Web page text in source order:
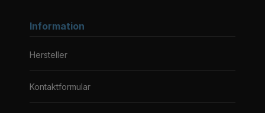
Information
Hersteller
Kontaktformular